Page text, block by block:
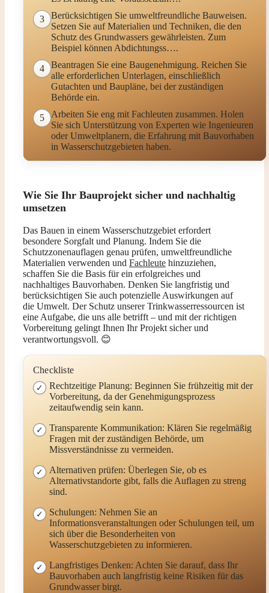
3
Berücksichtigen Sie umweltfreundliche Bauweisen.
Setzen Sie auf Materialien und Techniken, die den
Schutz des Grundwassers gewährleisten. Zum
Beispiel können Abdichtungss….
4
Beantragen Sie eine Baugenehmigung. Reichen Sie
alle erforderlichen Unterlagen, einschließlich
Gutachten und Baupläne, bei der zuständigen
Behörde ein.
5
Arbeiten Sie eng mit Fachleuten zusammen. Holen
Sie sich Unterstützung von Experten wie Ingenieuren
oder Umweltplanern, die Erfahrung mit Bauvorhaben
in Wasserschutzgebieten haben.
Wie Sie Ihr Bauprojekt sicher und nachhaltig
umsetzen
Das Bauen in einem Wasserschutzgebiet erfordert
besondere Sorgfalt und Planung. Indem Sie die
Schutzzonenauflagen genau prüfen, umweltfreundliche
Materialien verwenden und Fachleute hinzuziehen,
schaffen Sie die Basis für ein erfolgreiches und
nachhaltiges Bauvorhaben. Denken Sie langfristig und
berücksichtigen Sie auch potenzielle Auswirkungen auf
die Umwelt. Der Schutz unserer Trinkwasserressourcen ist
eine Aufgabe, die uns alle betrifft – und mit der richtigen
Vorbereitung gelingt Ihnen Ihr Projekt sicher und
verantwortungsvoll. 😊
Checkliste
Rechtzeitige Planung: Beginnen Sie frühzeitig mit der
Vorbereitung, da der Genehmigungsprozess
zeitaufwendig sein kann.
Transparente Kommunikation: Klären Sie regelmäßig
Fragen mit der zuständigen Behörde, um
Missverständnisse zu vermeiden.
Alternativen prüfen: Überlegen Sie, ob es
Alternativstandorte gibt, falls die Auflagen zu streng
sind.
Schulungen: Nehmen Sie an
Informationsveranstaltungen oder Schulungen teil, um
sich über die Besonderheiten von
Wasserschutzgebieten zu informieren.
Langfristiges Denken: Achten Sie darauf, dass Ihr
Bauvorhaben auch langfristig keine Risiken für das
Grundwasser birgt.